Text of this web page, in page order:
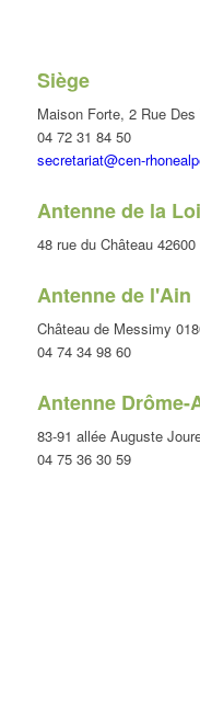
Siège
Maison Forte, 2 Rue
04 72 31 84 50
secretariat@cen-
Antenne de la
48 rue du Château
Antenne de l'Ain
Château de Messimy
04 74 34 98 60
Antenne Drôme-
83-91 allée Auguste
04 75 36 30 59